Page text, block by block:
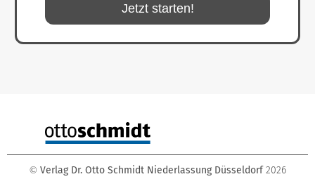
Jetzt starten!
© Verlag Dr. Otto Schmidt Niederlassung Düsseldorf 2026